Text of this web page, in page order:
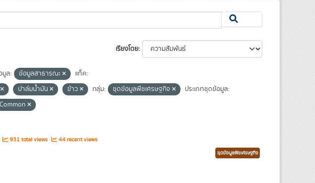
เรียงโดย
มูล: ข้อมูลสาธารณะ
แท็ค:
ปาล์มน้ำมัน ข้าว กลุ่ม: ชุดข้อมูลพืชเศรษฐกิจ
ประเภทชุดข้อมูล:
931 total views 44 recent views
ชุดข้อมูลพืชเศรษฐกิจ